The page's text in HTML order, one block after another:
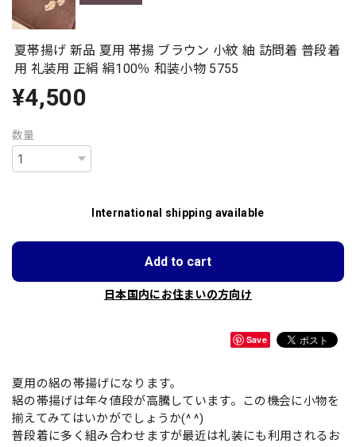
夏帯揚げ 新品 夏用 帯揚 ブラウン 小紋 紬 訪問着 普段着
用 礼装用 正絹 絹100％ 和装小物 5755
¥4,500
数量
International shipping available
Add to cart
日本国内にお住まいの方向け
Save
夏用の絽の帯揚げになります。
絽の帯揚げは年々値段が高騰しています。この機会に小物を
揃えてみてはいかがでしょうか(^ ^)
普段着に多く組み合わせますが最近は礼装にも利用されるお